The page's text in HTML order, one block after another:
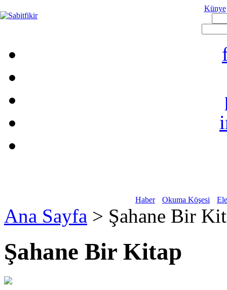
Künye
Haber Okuma Köşesi
Ana Sayfa > Şahane Bir
Şahane Bir Kitap